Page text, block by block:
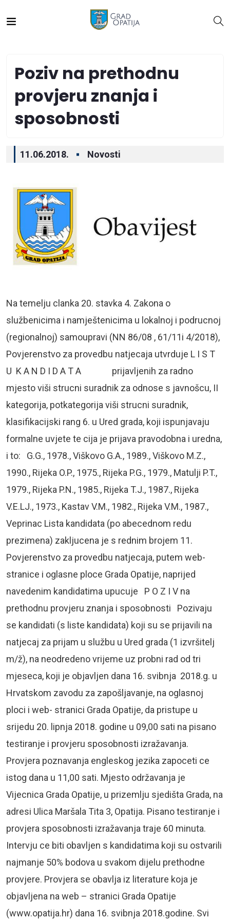
Poziv na prethodnu
provjeru znanja i
sposobnosti
11.06.2018. Novosti
Na temelju clanka 20. stavka 4. Zakona o
službenicima i namještenicima u lokalnoj i podrucnoj
(regionalnoj) samoupravi (NN 86/08 , 61/11i 4/2018),
Povjerenstvo za provedbu natjecaja utvrduje L I S T
U K A N D I D A T A prijavljenih za radno
mjesto viši strucni suradnik za odnose s javnošcu, II
kategorija, potkategorija viši strucni suradnik,
klasifikacijski rang 6. u Ured grada, koji ispunjavaju
formalne uvjete te cija je prijava pravodobna i uredna,
i to: G.G., 1978., Viškovo G.A., 1989., Viškovo M.Z.,
1990., Rijeka O.P., 1975., Rijeka P.G., 1979., Matulji P.T.,
1979., Rijeka P.N., 1985., Rijeka T.J., 1987., Rijeka
V.E.LJ., 1973., Kastav V.M., 1982., Rijeka V.M., 1987.,
Veprinac Lista kandidata (po abecednom redu
prezimena) zakljucena je s rednim brojem 11.
Povjerenstvo za provedbu natjecaja, putem web-
stranice i oglasne ploce Grada Opatije, naprijed
navedenim kandidatima upucuje P O Z I V na
prethodnu provjeru znanja i sposobnosti Pozivaju
se kandidati (s liste kandidata) koji su se prijavili na
natjecaj za prijam u službu u Ured grada (1 izvršitelj
m/ž), na neodredeno vrijeme uz probni rad od tri
mjeseca, koji je objavljen dana 16. svibnja 2018.g. u
Hrvatskom zavodu za zapošljavanje, na oglasnoj
ploci i web- stranici Grada Opatije, da pristupe u
srijedu 20. lipnja 2018. godine u 09,00 sati na pisano
testiranje i provjeru sposobnosti izražavanja.
Provjera poznavanja engleskog jezika zapoceti ce
istog dana u 11,00 sati. Mjesto održavanja je
Vijecnica Grada Opatije, u prizemlju sjedišta Grada, na
adresi Ulica Maršala Tita 3, Opatija. Pisano testiranje i
provjera sposobnosti izražavanja traje 60 minuta.
Intervju ce biti obavljen s kandidatima koji su ostvarili
najmanje 50% bodova u svakom dijelu prethodne
provjere. Provjera se obavlja iz literature koja je
objavljena na web – stranici Grada Opatije
(www.opatija.hr) dana 16. svibnja 2018.godine. Svi